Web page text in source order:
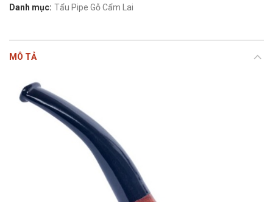
Danh mục: Tẩu Pipe Gỗ Cẩm Lai
MÔ TẢ